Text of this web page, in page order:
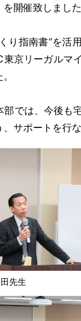
開催致しました
指南書”を活
京リーガルマ
では、今後も
サポートを行
先生